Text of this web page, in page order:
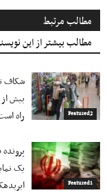
مطالب مرتبط
مطالب بیشتر از این
Featured2
شکاف
راه
Featured1
یک